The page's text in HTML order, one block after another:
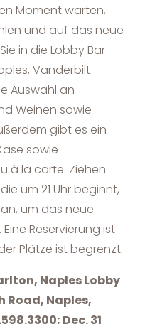
Moment warten,
und auf das neue
in die Lobby Bar
Vanderbilt
Auswahl an
Weinen sowie
gibt es ein
sowie
à la carte. Ziehen
um 21 Uhr beginnt,
um das neue
Reservierung ist
Plätze ist begrenzt.
Naples Lobby
Road, Naples,
Dec. 31